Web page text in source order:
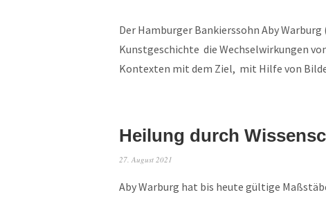
Der Hamburger Bankierssohn Aby
Kunstgeschichte die Wechselwirkungen
Kontexten mit dem Ziel, mit Hilfe von
Heilung durch
27. August 2021
Aby Warburg hat bis heute gültige